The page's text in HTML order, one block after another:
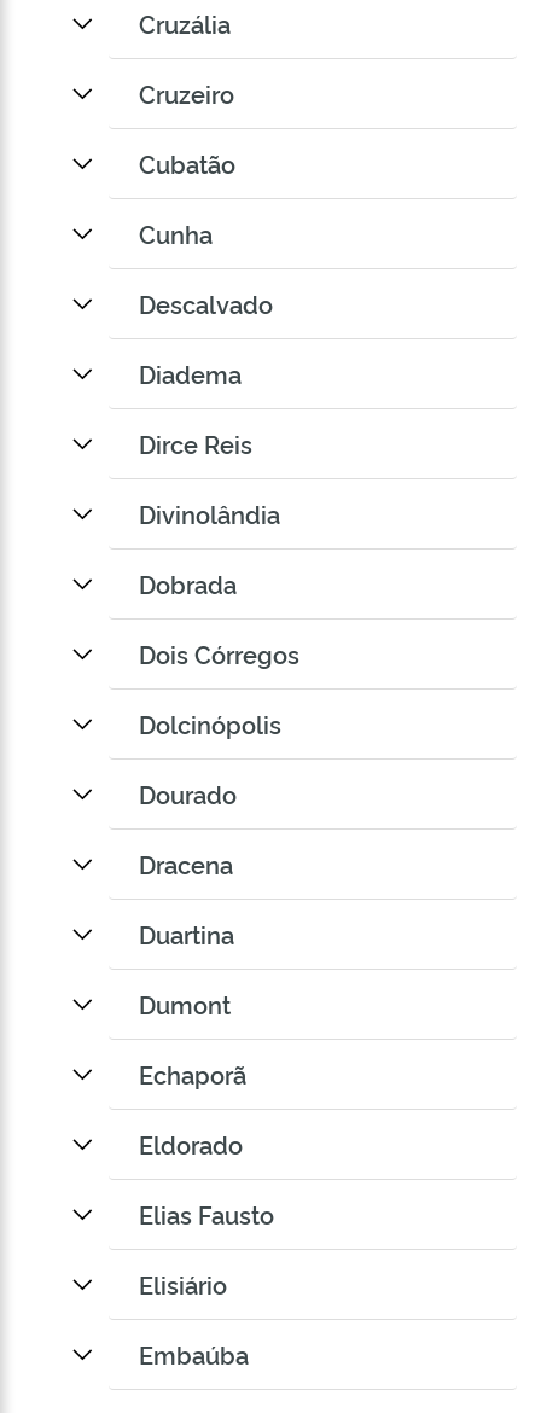
Cruzália
Cruzeiro
Cubatão
Cunha
Descalvado
Diadema
Dirce Reis
Divinolândia
Dobrada
Dois Córregos
Dolcinópolis
Dourado
Dracena
Duartina
Dumont
Echaporã
Eldorado
Elias Fausto
Elisiário
Embaúba